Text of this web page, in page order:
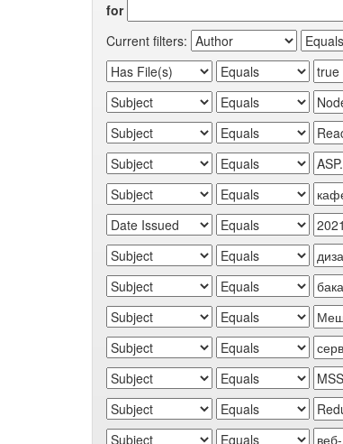
for
Current filters: